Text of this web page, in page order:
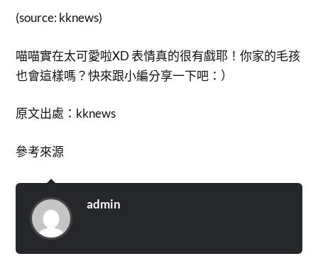
(source: kknews)
喵喵實在太可愛啦XD 表情真的很有戲耶！你家的毛孩
也會這樣嗎？快來跟小編分享一下吧：）
原文出處：kknews
參考來源
admin